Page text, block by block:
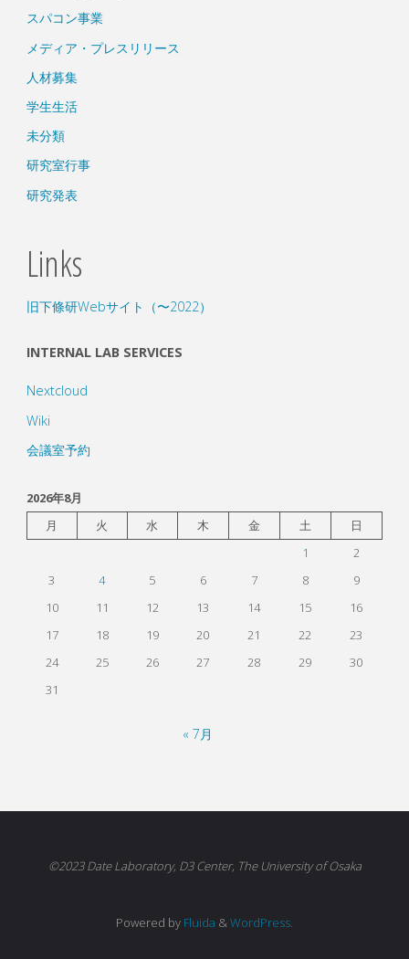
スパコン事業
メディア・プレスリリース
人材募集
学生生活
未分類
研究室行事
研究発表
Links
旧下條研Webサイト（〜2022）
INTERNAL LAB SERVICES
Nextcloud
Wiki
会議室予約
2026年8月
月
火 水 木 金 土
日
1
2
3
4 5 6 7 8
9
10
11 12 13 14 15
16
17
18 19 20 21 22
23
24
25 26 27 28 29
30
31
« 7月
©2023 Date Laboratory, D3 Center, The University of Osaka
Powered by Fluida &WordPress.